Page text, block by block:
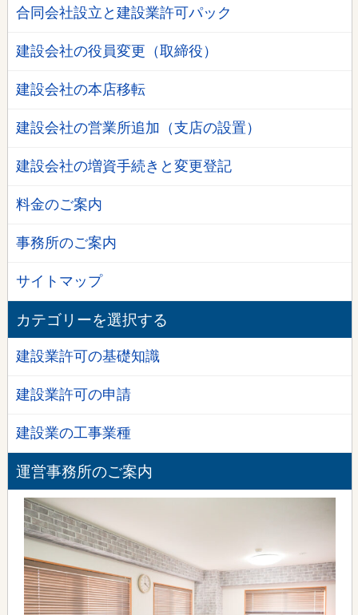
合同会社設立と建設業許可パック
建設会社の役員変更（取締役）
建設会社の本店移転
建設会社の営業所追加（支店の設置）
建設会社の増資手続きと変更登記
料金のご案内
事務所のご案内
サイトマップ
カテゴリーを選択する
建設業許可の基礎知識
建設業許可の申請
建設業の工事業種
運営事務所のご案内